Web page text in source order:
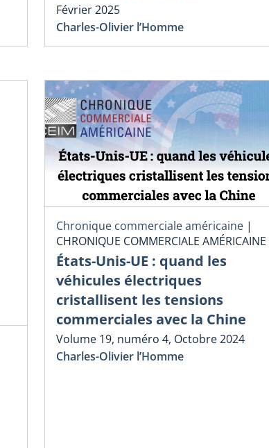
Février 2025
Charles-Olivier l’Homme
Chronique commerciale américaine |
CHRONIQUE COMMERCIALE AMÉRICAINE
États-Unis-UE : quand les
véhicules électriques
cristallisent les tensions
commerciales avec la Chine
Volume 19, numéro 4, Octobre 2024
Charles-Olivier l’Homme